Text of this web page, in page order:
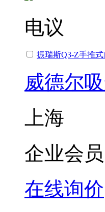
电议
振瑞斯Q3-Z手推
威德尔
上海
企业会员
在线询价